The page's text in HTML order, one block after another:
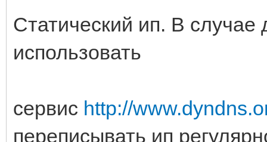
Статический ип. В
использовать
сервис http://
переписывать ип